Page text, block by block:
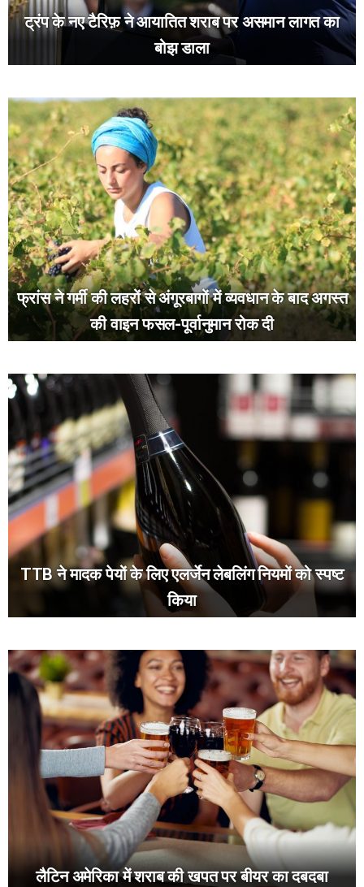
ट्रंप के नए टैरिफ़ ने आयातित शराब पर असमान लागत का
बोझ डाला
फ्रांस ने गर्मी की लहरों से अंगूरबागों में व्यवधान के बाद अगस्त
की वाइन फसल-पूर्वानुमान रोक दी
TTB ने मादक पेयों के लिए एलर्जेन लेबलिंग नियमों को स्पष्ट
किया
लैटिन अमेरिका में शराब की खपत पर बीयर का दबदबा